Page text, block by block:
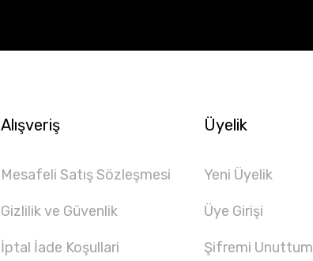
Alışveriş
Mesafeli Satış Sözleşmesi
Gizlilik ve Güvenlik
İptal İade Koşullari
Üyelik
Yeni Üyelik
Üye Girişi
Şifremi Unuttum